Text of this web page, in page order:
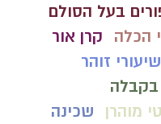
בעל הסולם
הכלה
קרן אור
שיעורי זוהר
בקבלה
מוהרן
שכינה